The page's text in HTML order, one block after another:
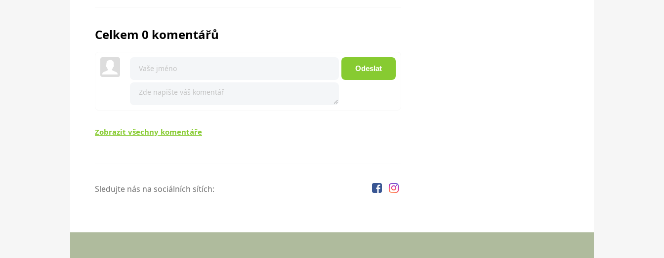
Celkem 0 komentářů
Odeslat
Zobrazit všechny komentáře
Sledujte nás na sociálních sítích: